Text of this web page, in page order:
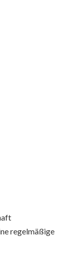
regelmäßige